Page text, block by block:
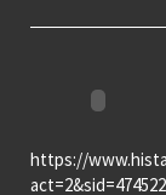
https://